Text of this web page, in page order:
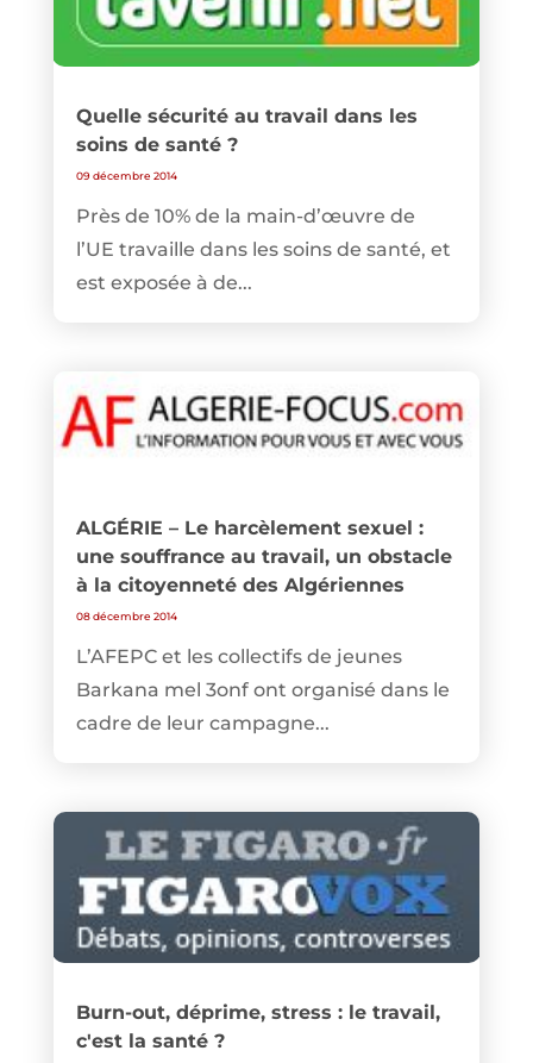
Quelle sécurité au travail dans les
soins de santé ?
09 décembre 2014
Près de 10% de la main-d’œuvre de
l’UE travaille dans les soins de santé, et
est exposée à de...
ALGÉRIE – Le harcèlement sexuel :
une souffrance au travail, un obstacle
à la citoyenneté des Algériennes
08 décembre 2014
L’AFEPC et les collectifs de jeunes
Barkana mel 3onf ont organisé dans le
cadre de leur campagne...
Burn-out, déprime, stress : le travail,
c'est la santé ?